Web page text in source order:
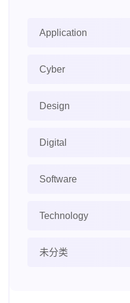
Application
Cyber
Design
Digital
Software
Technology
未分类